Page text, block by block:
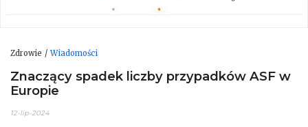
Zdrowie Wiadomości
Znaczący spadek liczby przypadków ASF w
Europie
12-lip-2024